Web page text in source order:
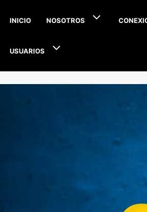
INICIO NOSOTROS
USUARIOS